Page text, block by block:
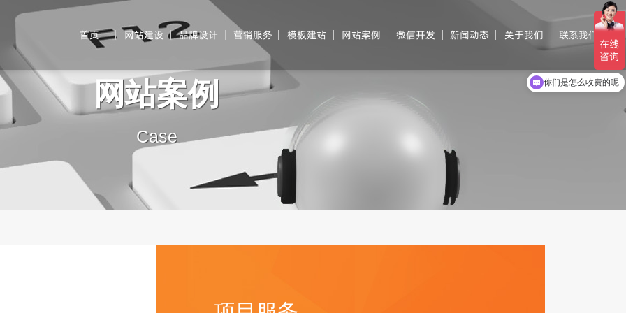
首页 网站建设 品牌设计 营销服务 模板建站 网站案例 微信开发 新闻动态 关于我们 联系我们
网站案例
Case
你们是怎么收费的呢
现在有优惠活动吗